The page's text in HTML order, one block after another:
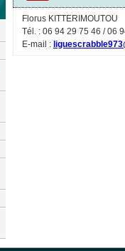
Florus KITTERIMOUTOU
Tél. : 06 94 29 75 46 / 06
E-mail :